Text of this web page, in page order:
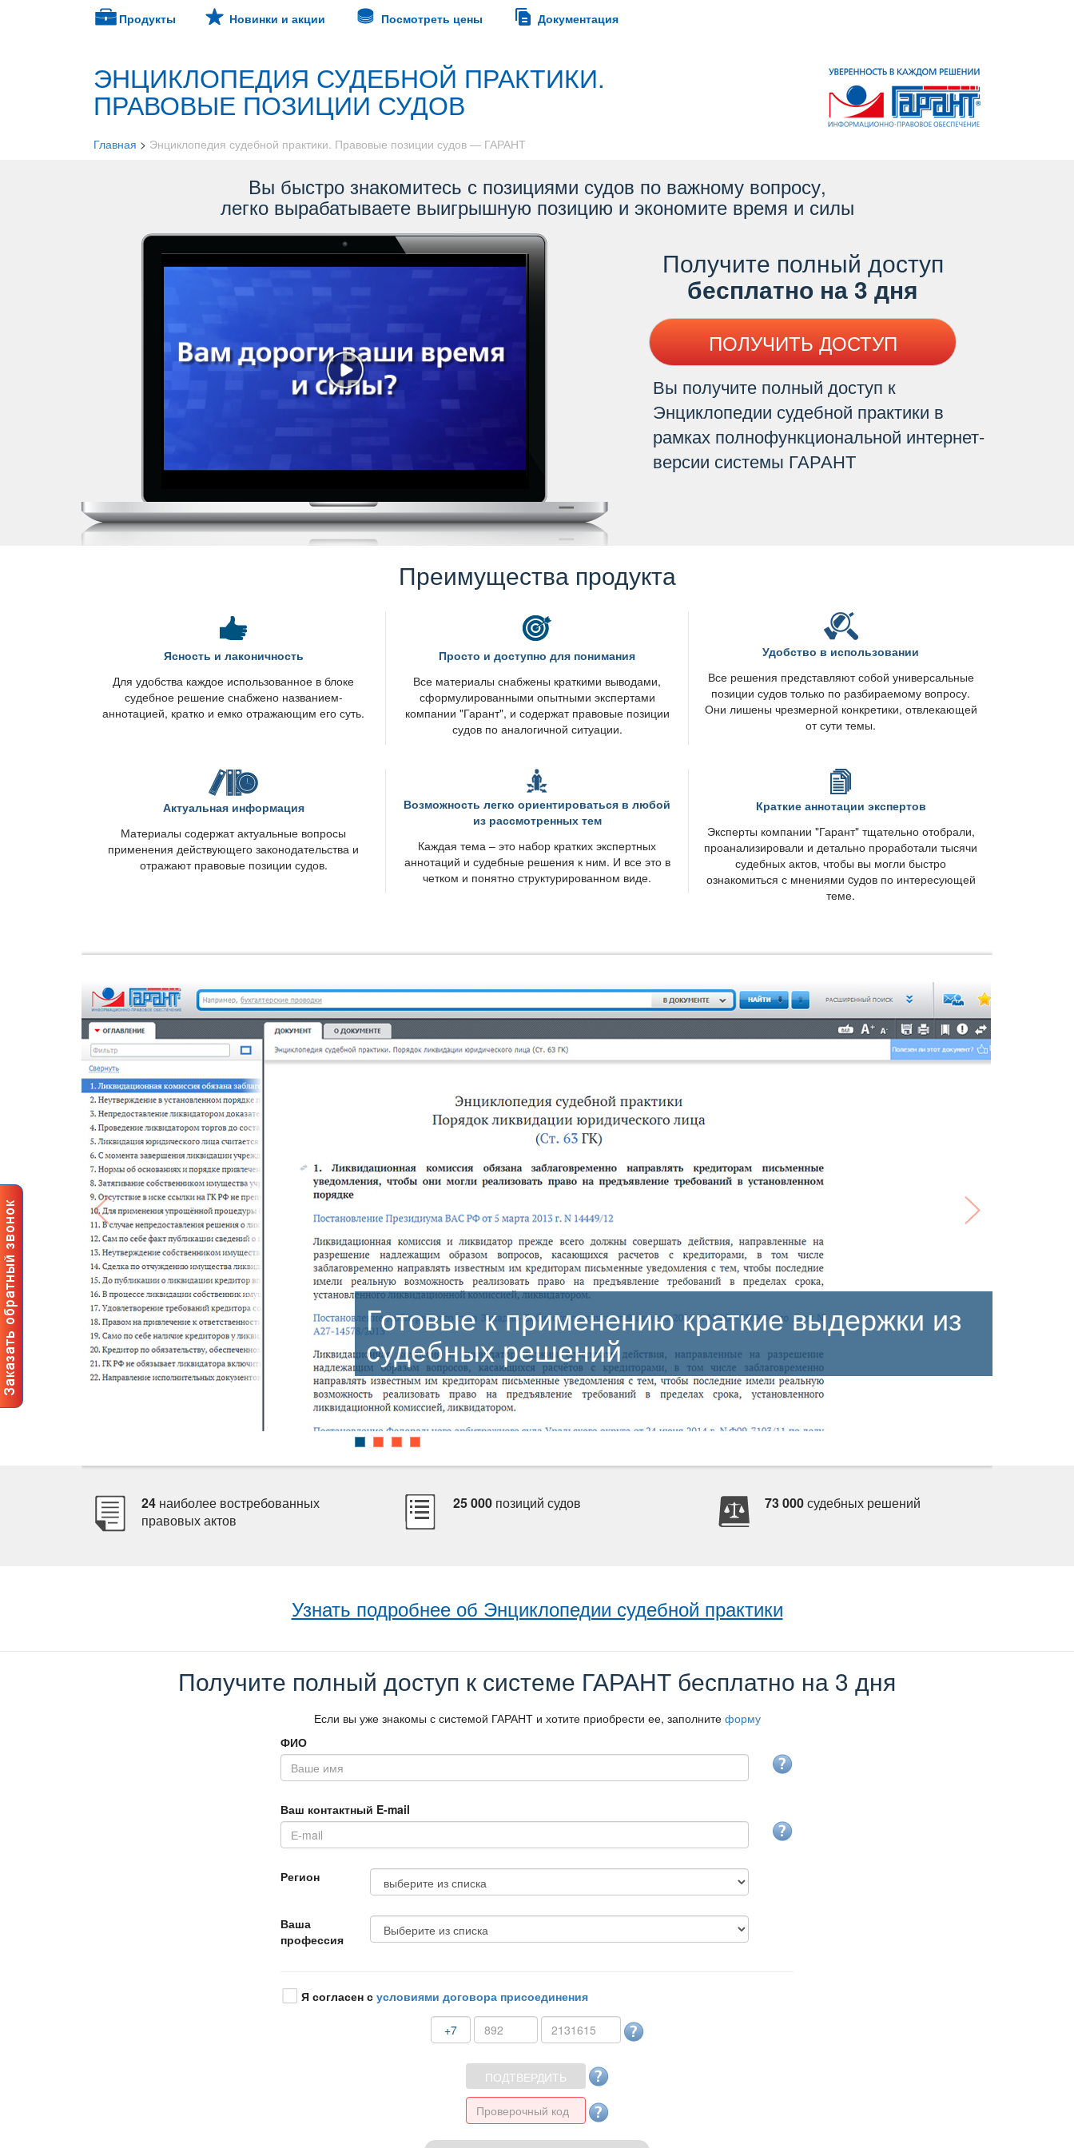
Продукты Новинки и акции Посмотреть цены Документация
ЭНЦИКЛОПЕДИЯ СУДЕБНОЙ ПРАКТИКИ.
ПРАВОВЫЕ ПОЗИЦИИ СУДО
Главная > Энциклопедия судебной практики. Правовые позиции судов — ГАРАНТ
ы быстро знакомитесь с позициями судов по важному вопросу,
легко вырабатываете выигрышную позицию и экономите время и силы
Получите полный доступ
есплатно на 3 дня
ПОЛУЧИТЬ ДОСТУП
ы получите полный доступ к
Энциклопедии судебной практики
рамках полнофункциональной интернет-
ерсии системы ГАРАНТ
Преимущества продукта
Ясность и лаконичность
Для удобства каждое использованное в блоке
судебное решение снабжено названием-
аннотацией, кратко и емко отражающим его суть.
Просто и доступно для понимания
се материалы снабжены краткими выводами,
сформулированными опытными экспертами
компании "Гарант", и содержат правовые позиции
судов по аналогичной ситуации.
Удобство в использовании
се решения представляют собой универсальные
позиции судов только по разбираемому вопросу.
Они лишены чрезмерной конкретики, отвлекающей
от сути темы.
Актуальная информация
Материалы содержат актуальные вопросы
применения действующего законодательства и
отражают правовые позиции судов.
озможность легко ориентироваться в любой
из рассмотренных тем
Каждая тема – это набор кратких экспертных
аннотаций и судебные решения к ним. И все это
четком и понятно структурированном виде.
Краткие аннотации эксперто
Эксперты компании "Гарант" тщательно отобрали,
проанализировали и детально проработали тысячи
судебных актов, чтобы вы могли быстро
ознакомиться с мнениями cудов по интересующей
теме.
Готовые к применению краткие выдержки из
судебных решений
24 наиболее востребованных
правовых акто
25 000 позиций судо 73 000судебных решений
Узнать подробнее об Энциклопедии судебной практики
Получите полный доступ к системе ГАРАНТ бесплатно на 3 дня
Если вы уже знакомы с системой ГАРАНТ и хотите приобрести ее, заполните форму
ФИО
аш контактный E-mail
Регион
аша
профессия
Я согласен с условиями договора присоединения
+7